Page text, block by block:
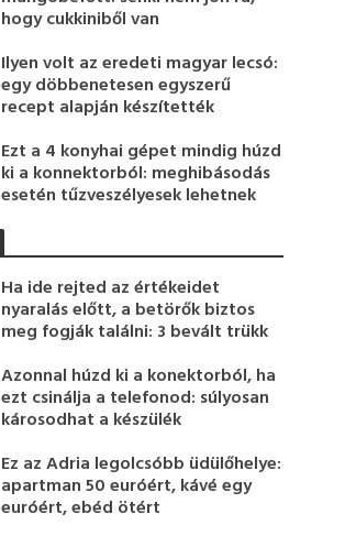
hogy cukkiniből van
Ilyen volt az eredeti magyar lecsó:
egy döbbenetesen egyszerű
recept alapján készítették
Ezt a 4 konyhai gépet mindig húzd
ki a konnektorból: meghibásodás
esetén tűzveszélyesek lehetnek
Ha ide rejted az értékeidet
nyaralás előtt, a betörők biztos
meg fogják találni: 3 bevált trükk
Azonnal húzd ki a konektorból, ha
ezt csinálja a telefonod: súlyosan
károsodhat a készülék
Ez az Adria legolcsóbb üdülőhelye:
apartman 50 euróért, kávé egy
euróért, ebéd ötért